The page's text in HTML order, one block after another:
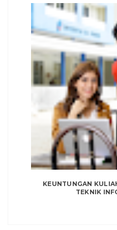
KEUNTUNGAN
TEKNIK